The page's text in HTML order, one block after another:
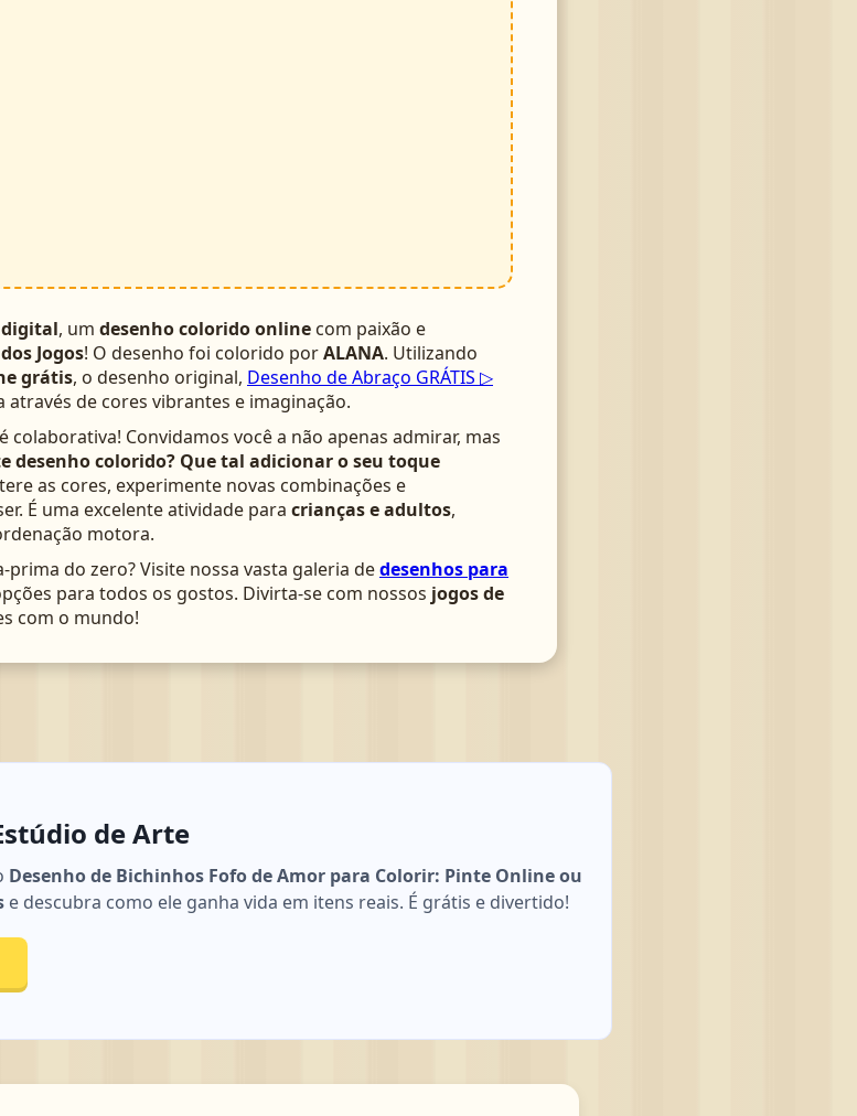
, um desenho colorido online com paixão e
Jogos! O desenho foi colorido porALANA. Utilizando
grátis, o desenho original, Desenho de Abraço GRÁTIS ▷
através de cores vibrantes e imaginação.
colaborativa! Convidamos você a não apenas admirar, mas
desenho colorido? Que tal adicionar o seu toque
as cores, experimente novas combinações e
É uma excelente atividade para crianças e adultos,
motora.
do zero? Visite nossa vasta galeria dedesenhos para
para todos os gostos. Divirta-se com nossos jogos de
com o mundo!
de Arte
Desenho de Bichinhos Fofo de Amor para Colorir: Pinte Online ou
e descubra como ele ganha vida em itens reais. É grátis e divertido!